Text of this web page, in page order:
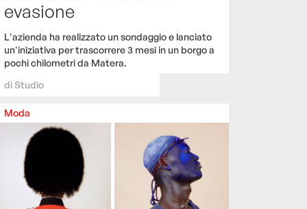
evasione
L'azienda ha realizzato un sondaggio e lanciato
un'iniziativa per trascorrere 3 mesi in un borgo a
pochi chilometri da Matera.
diStudio
Moda